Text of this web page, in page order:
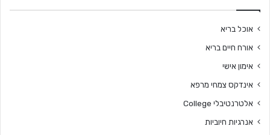
אוכל בריא
אורח חיים בריא
אימון אישי
אינדקס צמחי מרפא
אלטרנטיבלי College
אנרגיות חיוביות